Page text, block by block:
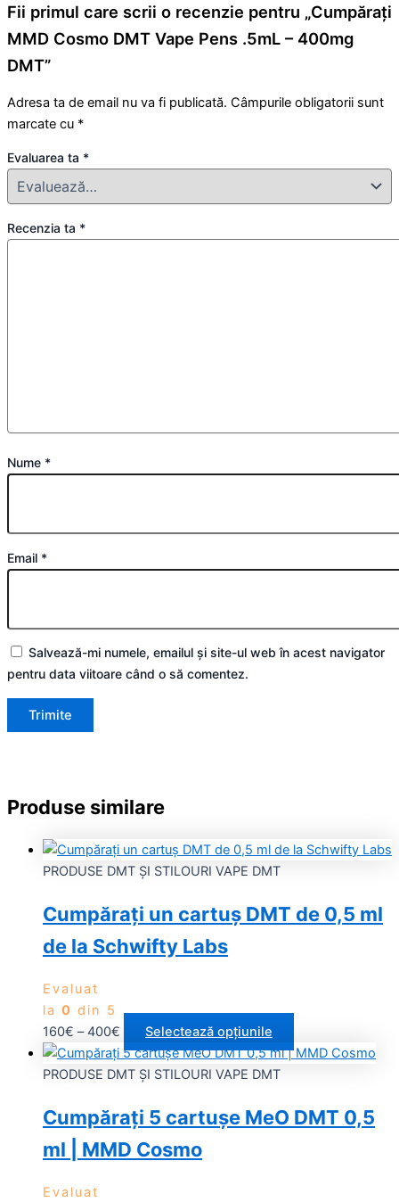
Fii primul care scrii o recenzie pentru „Cumpărați
MMD Cosmo DMT Vape Pens .5mL – 400mg
DMT”
Adresa ta de email nu va fi publicată. Câmpurile obligatorii sunt
marcate cu *
Evaluarea ta *
Recenzia ta *
Nume *
Email *
Salvează-mi numele, emailul și site-ul web în acest navigator
pentru data viitoare când o să comentez.
Produse similare
PRODUSE DMT ȘI STILOURI VAPE DMT
Cumpărați un cartuş DMT de 0,5 ml
de la Schwifty Labs
Evaluat
la 0 din 5
160€ – 400€ Selectează opțiunile
PRODUSE DMT ȘI STILOURI VAPE DMT
Cumpărați 5 cartușe MeO DMT 0,5
ml | MMD Cosmo
Evaluat